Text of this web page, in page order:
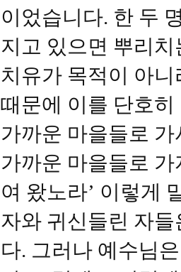
이었습니다. 한 두
지고 있으면 뿌리
치유가 목적이 아
때문에 이를 단호
가까운 마을들로
가까운 마을들로
여 왔노라’ 이렇게
자와 귀신들린 자
다. 그러나 예수님